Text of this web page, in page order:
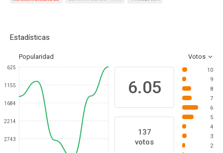
Estadísticas
Popularidad Votos
625
1155
1684
2214
2743
6.05
137
votos
10
9
8
7
6
5
4
3
2